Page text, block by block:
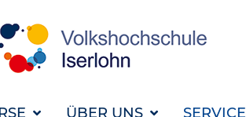
ÜBER UNS SERVICE